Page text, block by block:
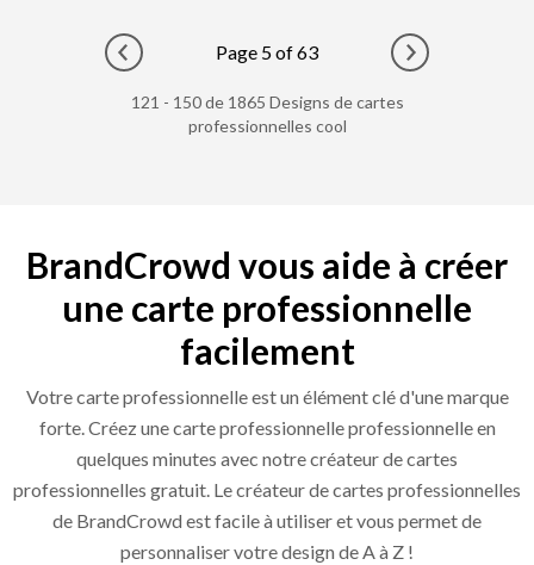
Go to previous page
Page 5 of 63
Go to next
121 - 150 de 1865 Designs de cartes
professionnelles cool
BrandCrowd vous aide à créer
une carte professionnelle
facilement
Votre carte professionnelle est un élément clé d'une marque
forte. Créez une carte professionnelle professionnelle en
quelques minutes avec notre créateur de cartes
professionnelles gratuit. Le créateur de cartes professionnelles
de BrandCrowd est facile à utiliser et vous permet de
personnaliser votre design de A à Z !